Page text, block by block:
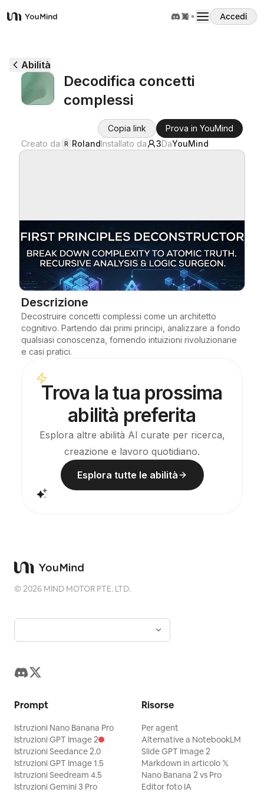
YouMind
Accedi
Scarica
Blog
Aggiornamenti
Abilità
Decodifica concetti
complessi
Copia link
Prova in YouMind
Creato da
R RolandInstallato da 3DaYouMind
Descrizione
Decostruire concetti complessi come un architetto
cognitivo. Partendo dai primi principi, analizzare a fondo
qualsiasi conoscenza, fornendo intuizioni rivoluzionarie
e casi pratici.
Trova la tua prossima
abilità preferita
Esplora altre abilità AI curate per ricerca,
creazione e lavoro quotidiano.
Esplora tutte le abilità
©2026 MIND MOTOR PTE. LTD.
Prompt
Istruzioni Nano Banana Pro
Istruzioni GPT Image 2
Istruzioni Seedance 2.0
Istruzioni GPT Image 1.5
Istruzioni Seedream 4.5
Istruzioni Gemini 3 Pro
Risorse
Per agent
Alternative a NotebookLM
Slide GPT Image 2
Markdown in articolo 𝕏
Nano Banana 2 vs Pro
Editor foto IA